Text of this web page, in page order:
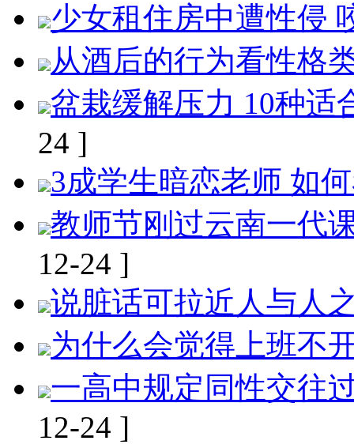
少女租住房中遭性侵
从酒后的行为看性格
盆栽缓解压力 10种适
24 ]
3成学生暗恋老师 如
教师节刚过云南一代
12-24 ]
说脏话可拉近人与人
为什么会觉得上班不
一高中规定同性交往
12-24 ]